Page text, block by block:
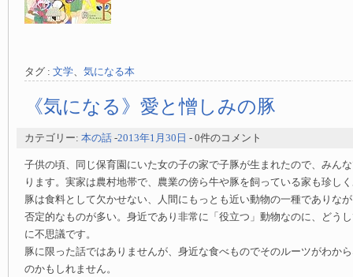
タグ : 文学、 気になる本
《気になる》愛と憎しみの豚
カテゴリー: 本の話 -2013年1月30日 - 0件のコメント
子供の頃、同じ保育園にいた女の子の家で子豚が生まれたので、みん
ります。実家は農村地帯で、農業の傍ら牛や豚を飼っている家も珍し
豚は食料として欠かせない、人間にもっとも近い動物の一種でありな
否定的なものが多い。身近であり非常に「役立つ」動物なのに、どう
に不思議です。
豚に限った話ではありませんが、身近な食べものでそのルーツがわか
のかもしれません。